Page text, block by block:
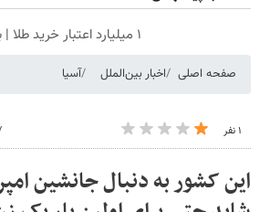
۱ میلیارد اعتبار خرید طلا | بدون ضامن و چک
صفحه اصلی اخبار بین‌الملل آسیا
۱ نفر ۲۷
این کشور به دنبال جانشین